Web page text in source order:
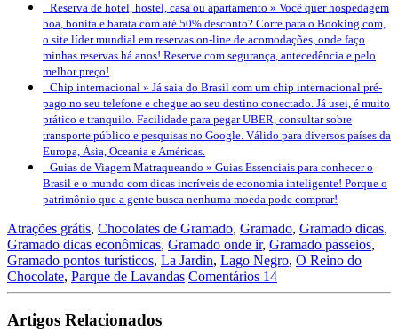
Reserva de hotel, hostel, casa ou apartamento » Você quer hospedagem
boa, bonita e barata com até 50% desconto? Corre para o Booking.com,
o site líder mundial em reservas on-line de acomodações, onde faço
minhas reservas há anos! Reserve com segurança, antecedência e pelo
melhor preço!
Chip internacional » Já saia do Brasil com um chip internacional pré-
pago no seu telefone e chegue ao seu destino conectado. Já usei, é muito
prático e tranquilo. Facilidade para pegar UBER, consultar sobre
transporte público e pesquisas no Google. Válido para diversos países da
Europa, Ásia, Oceania e Américas.
Guias de Viagem Matraqueando » Guias Essenciais para conhecer o
Brasil e o mundo com dicas incríveis de economia inteligente! Porque o
patrimônio que a gente busca nenhuma moeda pode comprar!
Atrações grátis, Chocolates de Gramado, Gramado, Gramado dicas,
Gramado dicas econômicas, Gramado onde ir, Gramado passeios,
Gramado pontos turísticos, La Jardin, Lago Negro, O Reino do
Chocolate, Parque de Lavandas Comentários 14
Artigos Relacionados